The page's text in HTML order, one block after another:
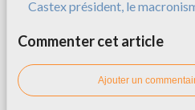
Castex président, le
Commenter cet article
Ajouter un